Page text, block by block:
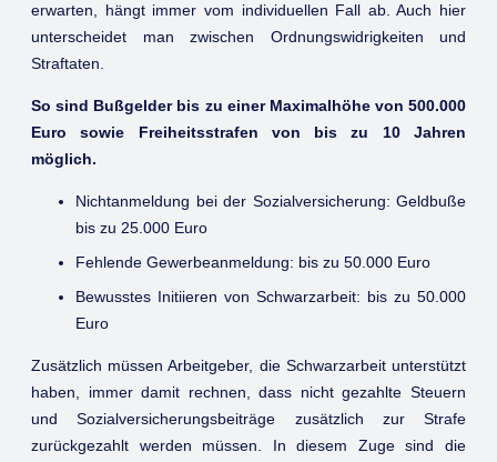
erwarten, hängt immer vom individuellen Fall ab. Auch hier
unterscheidet man zwischen Ordnungswidrigkeiten und
Straftaten.
So sind Bußgelder bis zu einer Maximalhöhe von 500.000
Euro sowie Freiheitsstrafen von bis zu 10 Jahren
möglich.
Nichtanmeldung bei der Sozialversicherung: Geldbuße
bis zu 25.000 Euro
Fehlende Gewerbeanmeldung: bis zu 50.000 Euro
Bewusstes Initiieren von Schwarzarbeit: bis zu 50.000
Euro
Zusätzlich müssen Arbeitgeber, die Schwarzarbeit unterstützt
haben, immer damit rechnen, dass nicht gezahlte Steuern
und Sozialversicherungsbeiträge zusätzlich zur Strafe
zurückgezahlt werden müssen. In diesem Zuge sind die